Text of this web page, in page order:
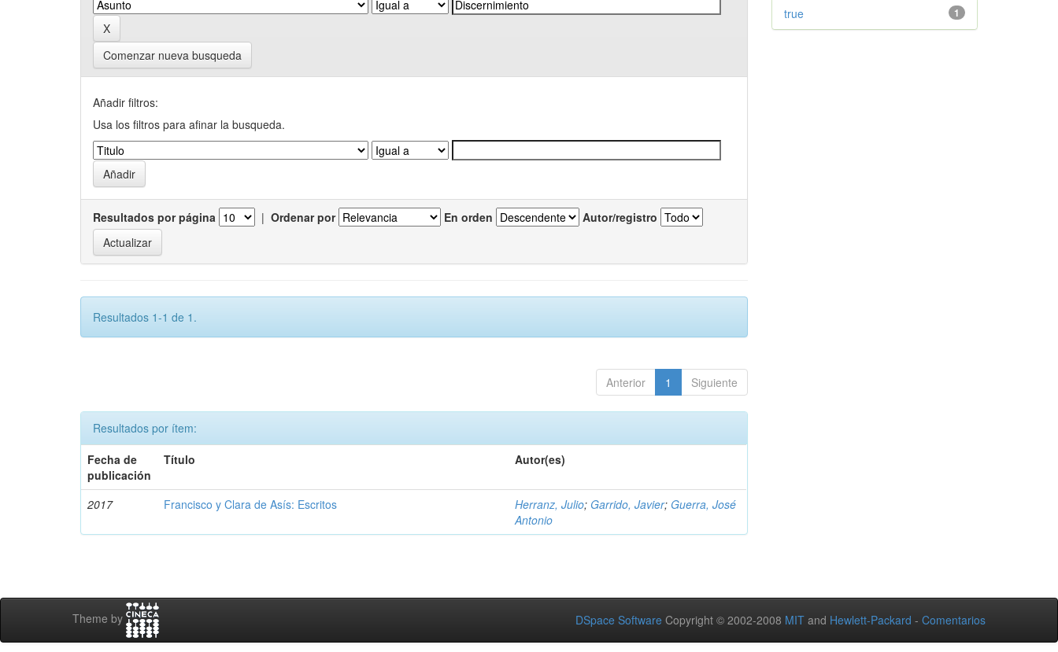
Comenzar nueva busqueda
Añadir filtros:
Usa los filtros para afinar la busqueda.
Resultados por página | Ordenar por En orden Autor/registro
Resultados 1-1 de 1.
Anterior 1 Siguiente
Resultados por ítem:
Fecha de
publicación
Título Autor(es)
2017 Francisco y Clara de Asís: Escritos Herranz, Julio; Garrido, Javier; Guerra, José
Antonio
1
true
Theme by DSpace Software Copyright © 2002-2008 MIT and Hewlett-Packard - Comentarios